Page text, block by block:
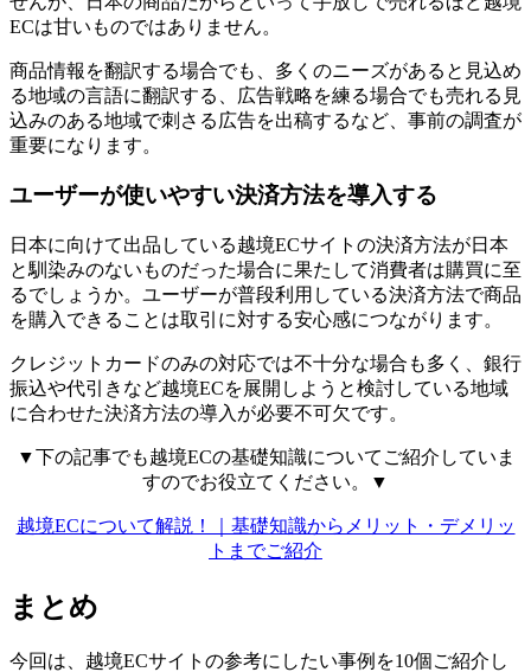
ECは甘いものではありません。
商品情報を翻訳する場合でも、多くのニーズがあると見込め
る地域の言語に翻訳する、広告戦略を練る場合でも売れる見
込みのある地域で刺さる広告を出稿するなど、事前の調査が
重要になります。
ユーザーが使いやすい決済方法を導入する
日本に向けて出品している越境ECサイトの決済方法が日本
と馴染みのないものだった場合に果たして消費者は購買に至
るでしょうか。ユーザーが普段利用している決済方法で商品
を購入できることは取引に対する安心感につながります。
クレジットカードのみの対応では不十分な場合も多く、銀行
振込や代引きなど越境ECを展開しようと検討している地域
に合わせた決済方法の導入が必要不可欠です。
▼下の記事でも越境ECの基礎知識についてご紹介していま
すのでお役立てください。▼
越境ECについて解説！｜基礎知識からメリット・デメリッ
トまでご紹介
まとめ
今回は、越境ECサイトの参考にしたい事例を10個ご紹介し